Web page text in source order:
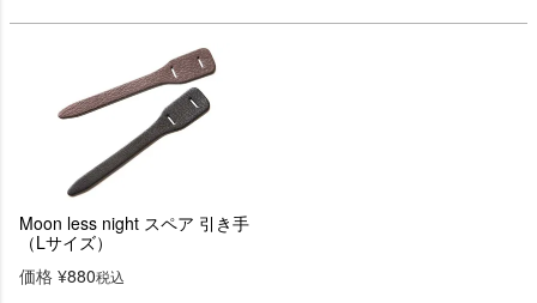
Moon less night スペア 引き手
（Lサイズ）
価格 ¥880税込